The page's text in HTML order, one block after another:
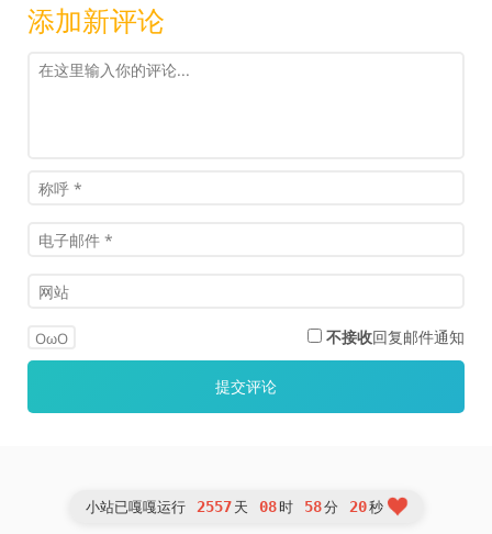
添加新评论
OωO 不接收回复邮件通知
小站已嘎嘎运行 2557 天 08 时 58分 21秒